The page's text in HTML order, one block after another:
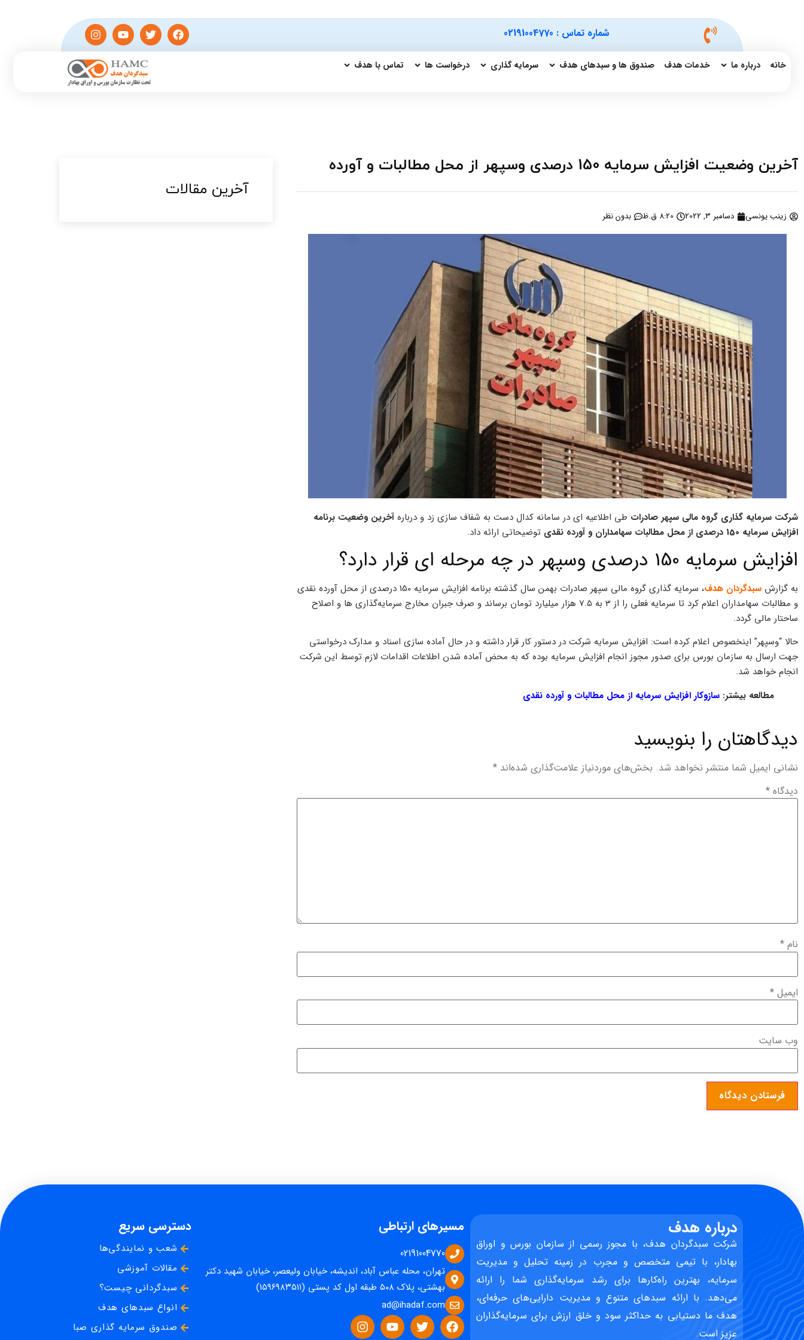
شماره تماس : 02191004770
خانه درباره ما خدمات هدف صندوق ها و سبدهای هدف سرمایه گذاری درخواست ها تماس با هدف
آخرین وضعیت افزایش سرمایه 150 درصدی وسپهر از محل مطالبات و آورده
زینب یونسی دسامبر 3, 2022 8:20 ق.ظ بدون نظر
شرکت سرمایه گذاری گروه مالی سپهر صادرات طی اطلاعیه ای در سامانه کدال دست به شفاف سازی زد و درباره آخرین وضعیت برنامه
افزایش سرمایه 150 درصدی از محل مطالبات سهامداران و آورده نقدی
توضیحاتی ارائه داد.
افزایش سرمایه 150 درصدی وسپهر در چه مرحله ای قرار دارد؟
به گزارش سبدگردان هدف
، سرمایه گذاری گروه مالی سپهر صادرات بهمن سال گذشته برنامه افزایش سرمایه 150 درصدی از محل آورده نقدی
و مطالبات سهامداران اعلام کرد تا سرمایه فعلی را از 3 به 7.5 هزار میلیارد تومان برساند و صرف جبران مخارج سرمایه‌گذاری ها و اصلاح
ساحتار مالی گردد.
حالا “وسپهر” اینخصوص اعلام کرده است: افزایش سرمایه شرکت در دستور کار قرار داشته و در حال آماده سازی اسناد و مدارک درخواستی
جهت ارسال به سازمان بورس برای صدور مجوز انجام افزایش سرمایه بوده که به محض آماده شدن اطلاعات اقدامات لازم توسط این شرکت
انجام خواهد شد.
مطالعه بیشتر: سازوکار افزایش سرمایه از محل مطالبات و آورده نقدی
دیدگاهتان را بنویسید
نشانی ایمیل شما منتشر نخواهد شد. بخش‌های موردنیاز علامت‌گذاری شده‌اند *
دیدگاه *
نام *
ایمیل *
وب‌ سایت
آخرین مقالات​
درباره هدف
شرکت سبدگردان هدف، با مجوز رسمی از سازمان بورس و اوراق
بهادار، با تیمی متخصص و مجرب در زمینه تحلیل و مدیریت
سرمایه، بهترین راه‌کارها برای رشد سرمایه‌گذاری شما را ارائه
می‌دهد. با ارائه سبدهای متنوع و مدیریت دارایی‌های حرفه‌ای،
هدف ما دستیابی به حداکثر سود و خلق ارزش برای سرمایه‌گذاران
عزیز است.
مسیرهای ارتباطی
02191004770
تهران، محله عباس آباد، اندیشه، خیابان ولیعصر، خیابان شهید دکتر
بهشتی، پلاک ۵۰۸ طبقه اول کد پستی (۱۵۹۶۹۸۳۵۱۱)
ad@ihadaf.com
دسترسی سریع
شعب و نمایندگی‌ها
مقالات آموزشی
سبدگردانی چیست؟
انواع سبدهای هدف
صندوق سرمایه گذاری صبا